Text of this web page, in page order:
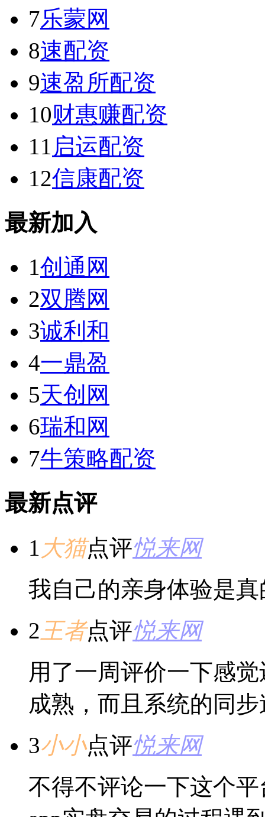
7乐蒙网
8速配资
9速盈所配资
10财惠赚配资
11 启运配资
12信康配资
最新加入
1创通网
2双腾网
3诚利和
4一鼎盈
5天创网
6瑞和网
7牛策略配资
最新点评
1 大猫点评悦来网
我自己的亲身体验是
2 王者点评悦来网
用了一周评价一下感
成熟，而且系统的同
3小小点评悦来网
不得不评论一下这个